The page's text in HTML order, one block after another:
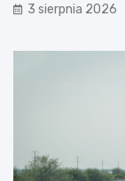
3 sierpnia 2026